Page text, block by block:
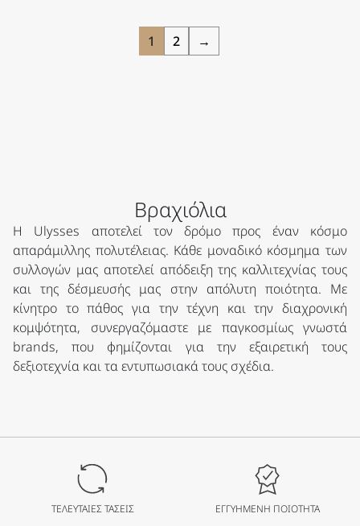
1 2 →
Βραχιόλια
H Ulysses αποτελεί τον δρόμο προς έναν κόσμο
απαράμιλλης πολυτέλειας. Κάθε μοναδικό κόσμημα των
συλλογών μας αποτελεί απόδειξη της καλλιτεχνίας τους
και της δέσμευσής μας στην απόλυτη ποιότητα. Με
κίνητρο το πάθος για την τέχνη και την διαχρονική
κομψότητα, συνεργαζόμαστε με παγκοσμίως γνωστά
brands, που φημίζονται για την εξαιρετική τους
δεξιοτεχνία και τα εντυπωσιακά τους σχέδια.
ΤΕΛΕΥΤΑΙΕΣ ΤΑΣΕΙΣ ΕΓΓΥΗΜΕΝΗ ΠΟΙΟΤΗΤΑ